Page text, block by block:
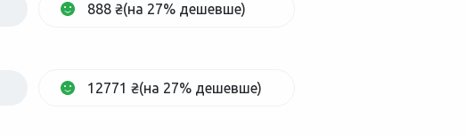
888 ₴(на 27% дешевше)
12771 ₴(на 27% дешевше)